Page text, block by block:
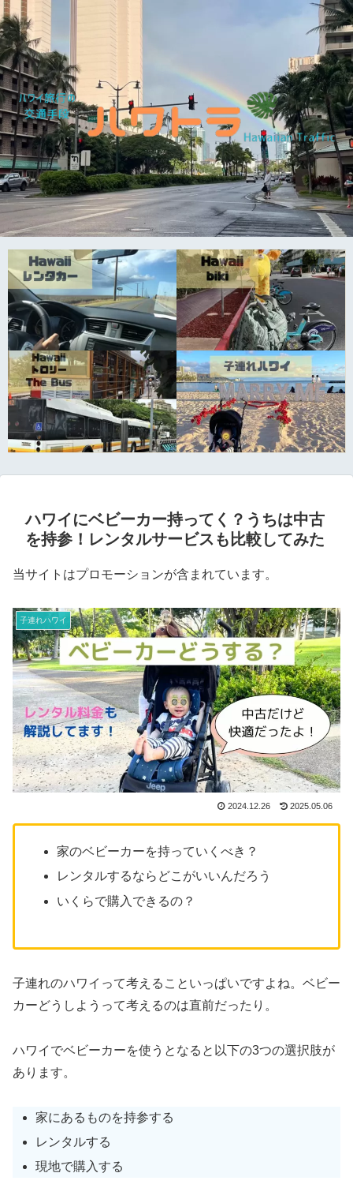
ハワイにベビーカー持ってく？うちは中古
を持参！レンタルサービスも比較してみた
当サイトはプロモーションが含まれています。
子連れハワイ
2024.12.26 2025.05.06
家のベビーカーを持っていくべき？
レンタルするならどこがいいんだろう
いくらで購入できるの？
子連れのハワイって考えることいっぱいですよね。ベビー
カーどうしようって考えるのは直前だったり。
ハワイでベビーカーを使うとなると以下の3つの選択肢が
あります。
家にあるものを持参する
レンタルする
現地で購入する